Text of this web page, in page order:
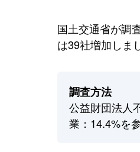
国土交通省が調
は39社増加しま
調査方法
公益財団法人
業：14.4%を